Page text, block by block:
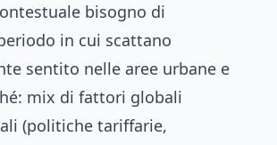
bisogno di
in cui scattano
sentito nelle aree urbane e
mix di fattori globali
(politiche tariffarie,